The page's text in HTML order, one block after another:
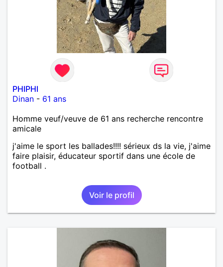
PHIPHI
Dinan - 61 ans
Homme veuf/veuve de 61 ans recherche rencontre
amicale
j'aime le sport les ballades!!!! sérieux ds la vie, j'aime
faire plaisir, éducateur sportif dans une école de
football .
Voir le profil